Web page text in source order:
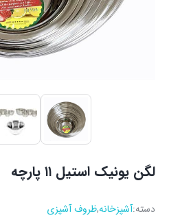
لگن یونیک استیل ۱۱ پارچه
دسته:آشپزخانه,ظروف آشپزی